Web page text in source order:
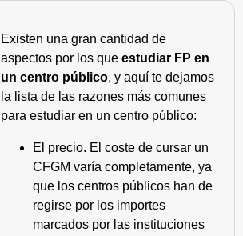
Existen una gran cantidad de
aspectos por los que estudiar FP en
un centro público, y aquí te dejamos
la lista de las razones más comunes
para estudiar en un centro público:
El precio. El coste de cursar un
CFGM varía completamente, ya
que los centros públicos han de
regirse por los importes
marcados por las instituciones